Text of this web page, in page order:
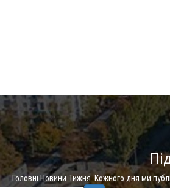
Головні Новини Тижня. Кожного дня ми